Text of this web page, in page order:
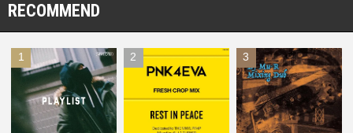
RECOMMEND
1 2 3